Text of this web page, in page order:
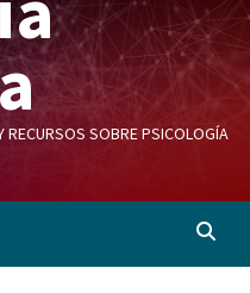
RECURSOS SOBRE PSICOLOGÍA